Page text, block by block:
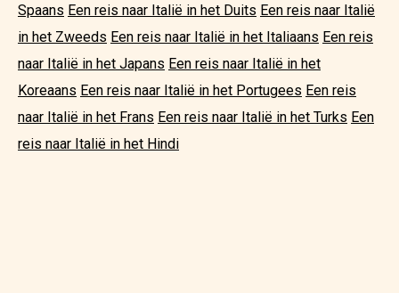
Spaans Een reis naar Italië in het Duits Een reis naar Italië
in het Zweeds Een reis naar Italië in het Italiaans Een reis
naar Italië in het Japans Een reis naar Italië in het
Koreaans Een reis naar Italië in het Portugees Een reis
naar Italië in het Frans Een reis naar Italië in het Turks Een
reis naar Italië in het Hindi